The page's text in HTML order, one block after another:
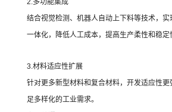
2.多功能集成
结合视觉检测、机器人自动上下料等技术，
一体化，降低人工成本，提高生产柔性和稳定
3.材料适应性扩展
针对更多新型材料和复合材料，开发适应性
足多样化的工业需求。